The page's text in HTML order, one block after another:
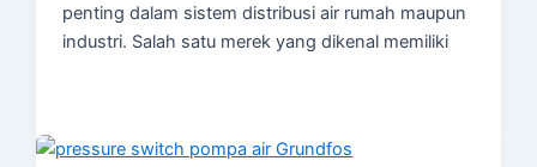
penting dalam sistem distribusi air rumah maupun
industri. Salah satu merek yang dikenal memiliki